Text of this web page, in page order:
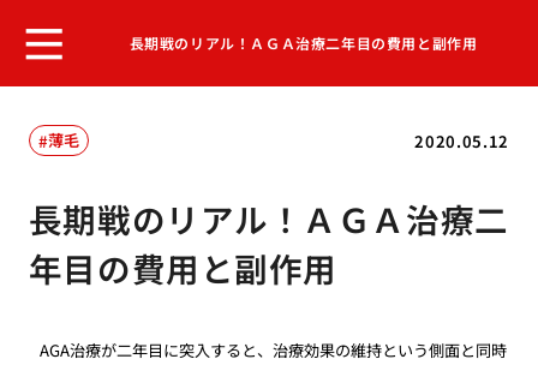
長期戦のリアル！ＡＧＡ治療二年目の費用と副作用
2020.05.12
薄毛
長期戦のリアル！ＡＧＡ治療二
年目の費用と副作用
AGA治療が二年目に突入すると、治療効果の維持という側面と同時